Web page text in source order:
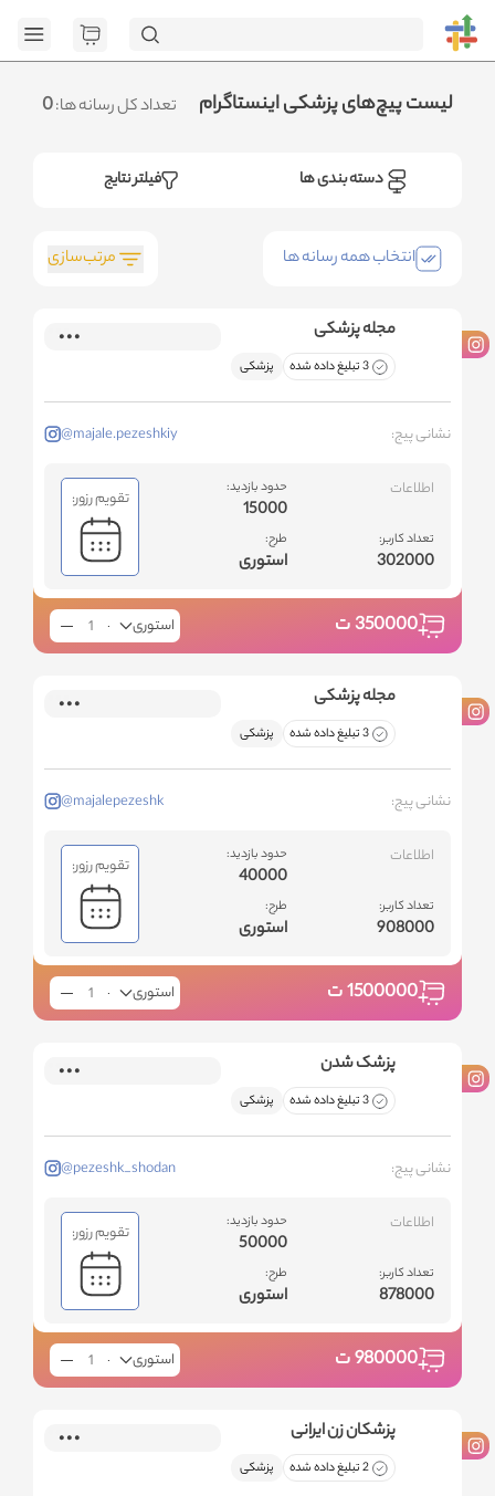
تعداد کل رسانه ها:0 لیست پیچ‌های پزشکی اینستاگرام
فیلتر نتایج دسته بندی ها
مرتب‌سازی انتخاب همه رسانه ها
مجله پزشکی
3 تبلیغ داده شده پزشکی
نشانی پیج: @majale.pezeshkiy
اطلاعات
تعداد کاربر:
302000
حدود بازدید:
15000
طرح:
استوری
تقویم رزور:
350000ت استوری
مجله پزشکی
3 تبلیغ داده شده پزشکی
نشانی پیج: @majalepezeshk
اطلاعات
تعداد کاربر:
908000
حدود بازدید:
40000
طرح:
استوری
تقویم رزور:
1500000ت استوری
پزشک شدن
3 تبلیغ داده شده پزشکی
نشانی پیج: @pezeshk_shodan
اطلاعات
تعداد کاربر:
878000
حدود بازدید:
50000
طرح:
استوری
تقویم رزور:
980000ت استوری
پزشکان زن ایرانی
2 تبلیغ داده شده پزشکی
[GET]
.متوجه شدم